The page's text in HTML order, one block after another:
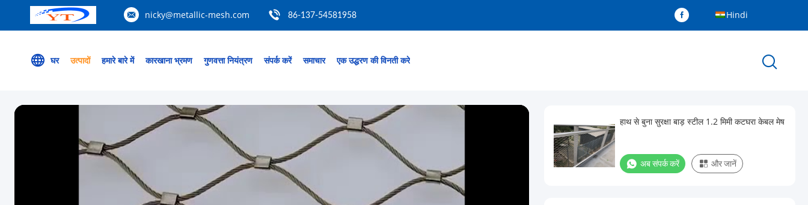
nicky@metallic-mesh.com 86-137-54581958 Hindi
घर उत्पादों हमारे बारे में कारखाना भ्रमण गुणवत्ता नियंत्रण संपर्क करें समाचार एक उद्धरण की विनती करे
हाथ से बुना सुरक्षा बाड़ स्टील 1.2 मिमी कटघरा केबल मेष
अब संपर्क करें और जानें